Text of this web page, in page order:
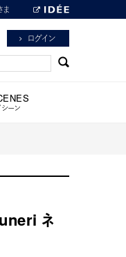
ま
ログイン
ーン
ネ